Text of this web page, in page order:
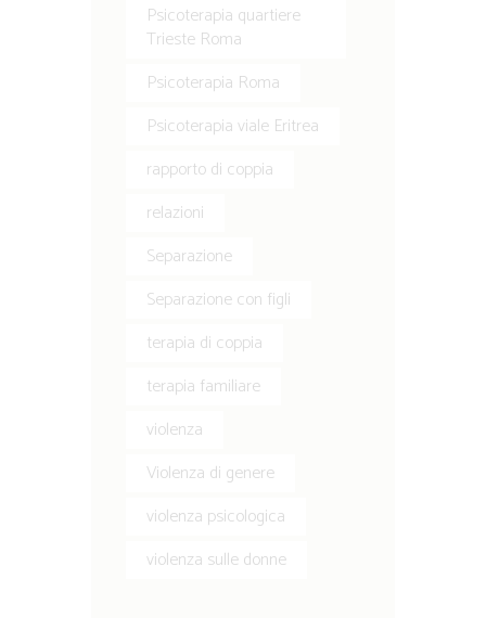
Psicoterapia quartiere
Trieste Roma
Psicoterapia Roma
Psicoterapia viale Eritrea
rapporto di coppia
relazioni
Separazione
Separazione con figli
terapia di coppia
terapia familiare
violenza
Violenza di genere
violenza psicologica
violenza sulle donne